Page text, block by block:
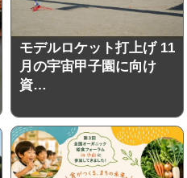
モデルロケット打上げ 11
月の宇宙甲子園に向け
資…